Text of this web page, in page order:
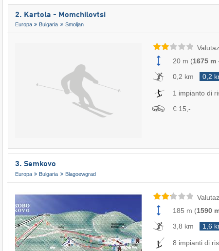
2. Kartola - Momchilovtsi
Europa Bulgaria Smoljan
20 m (1675 m
0,2 km
0,2
1 impianto di
€ 15,-
3. Semkovo
Europa Bulgaria Blagoewgrad
185 m (1590
3,8 km
1,6
8 impianti di